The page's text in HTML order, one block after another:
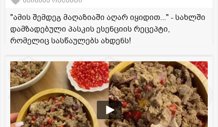
"ამის შემდეგ მაღაზიაში აღარ იყიდით..." - სახლში
დამზადებული პასკის ესენციის რეცეპტი,
რომელიც სასწაულებს ახდენს!